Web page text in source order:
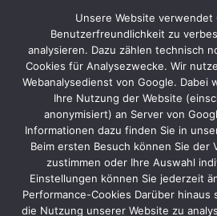
bestehende
Standkonzept
der
letzten
lediglich
kleineren
Bereichen
an
Unsere Website verwendet
Benutzerfreundlichkeit zu
analysieren. Dazu zählen technisch
Cookies für Analysezwecke. Wir
Webanalysedienst von Google. Dabei
Ihre Nutzung der Website
anonymisiert) an Server von
Informationen dazu finden Sie in
Beim ersten Besuch können Sie der
zustimmen oder Ihre Auswahl
Einstellungen können Sie jederzeit
Performance-Cookies Darüber
die Nutzung unserer Website zu